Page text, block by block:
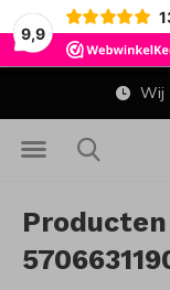
9,9
Wij